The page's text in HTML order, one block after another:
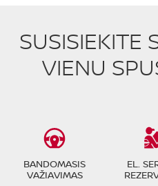
SUSISIEKITE
VIENU
BANDOMASIS
VAŽIAVIMAS
EL.